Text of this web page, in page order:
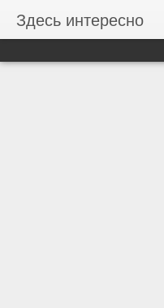
Здесь интересно